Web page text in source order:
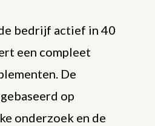
bedrijf actief in 40
een compleet
De
op
onderzoek en de